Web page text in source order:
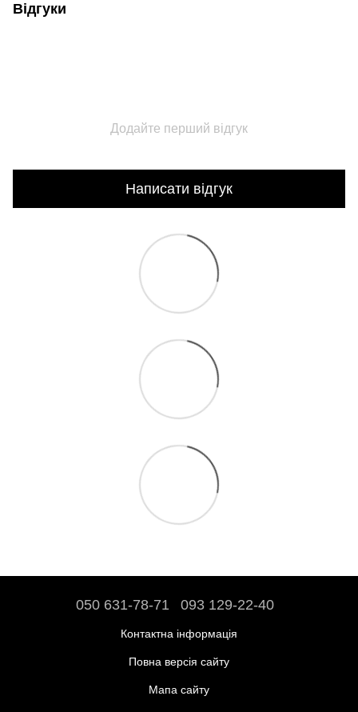
Відгуки
Додайте перший відгук
Написати відгук
050 631-78-71 093 129-22-40
Контактна інформація
Повна версія сайту
Мапа сайту